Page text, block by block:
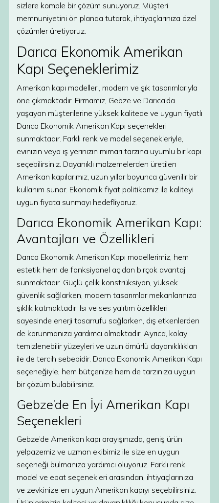
sizlere komple bir çözüm sunuyoruz. Müşteri
memnuniyetini ön planda tutarak, ihtiyaçlarınıza özel
çözümler üretiyoruz.
Darıca Ekonomik Amerikan
Kapı Seçeneklerimiz
Amerikan kapı modelleri, modern ve şık tasarımlarıyla
öne çıkmaktadır. Firmamız, Gebze ve Darıca’da
yaşayan müşterilerine yüksek kalitede ve uygun fiyatlı
Darıca Ekonomik Amerikan Kapı seçenekleri
sunmaktadır. Farklı renk ve model seçenekleriyle,
evinizin veya iş yerinizin mimari tarzına uyumlu bir kapı
seçebilirsiniz. Dayanıklı malzemelerden üretilen
Amerikan kapılarımız, uzun yıllar boyunca güvenilir bir
kullanım sunar. Ekonomik fiyat politikamız ile kaliteyi
uygun fiyata sunmayı hedefliyoruz.
Darıca Ekonomik Amerikan Kapı:
Avantajları ve Özellikleri
Darıca Ekonomik Amerikan Kapı modellerimiz, hem
estetik hem de fonksiyonel açıdan birçok avantaj
sunmaktadır. Güçlü çelik konstrüksiyon, yüksek
güvenlik sağlarken, modern tasarımlar mekanlarınıza
şıklık katmaktadır. Isı ve ses yalıtım özellikleri
sayesinde enerji tasarrufu sağlarken, dış etkenlerden
de korunmanıza yardımcı olmaktadır. Ayrıca, kolay
temizlenebilir yüzeyleri ve uzun ömürlü dayanıklılıkları
ile de tercih sebebidir. Darıca Ekonomik Amerikan Kapı
seçeneğiyle, hem bütçenize hem de tarzınıza uygun
bir çözüm bulabilirsiniz.
Gebze’de En İyi Amerikan Kapı
Seçenekleri
Gebze’de Amerikan kapı arayışınızda, geniş ürün
yelpazemiz ve uzman ekibimiz ile size en uygun
seçeneği bulmanıza yardımcı oluyoruz. Farklı renk,
model ve ebat seçenekleri arasından, ihtiyaçlarınıza
ve zevkinize en uygun Amerikan kapıyı seçebilirsiniz.